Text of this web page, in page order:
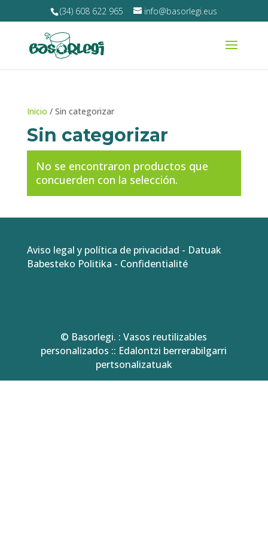
(34) 608 622 965 info@basorlegi.eus
Inicio / Sin categorizar
Sin categorizar
No se encontraron productos que
concuerden con la selección.
Aviso legal y política de privacidad - Datuak
Babesteko Politika - Confidentialité
© Basorlegi. : Vasos reutilizables
personalizados :: Edalontzi berrerabilgarri
pertsonalizatuak